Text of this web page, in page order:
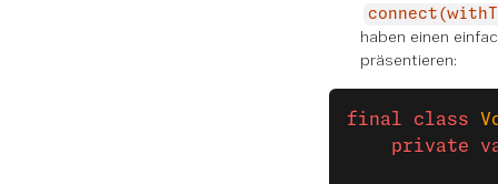
haben einen
präsentieren:
final class
    private